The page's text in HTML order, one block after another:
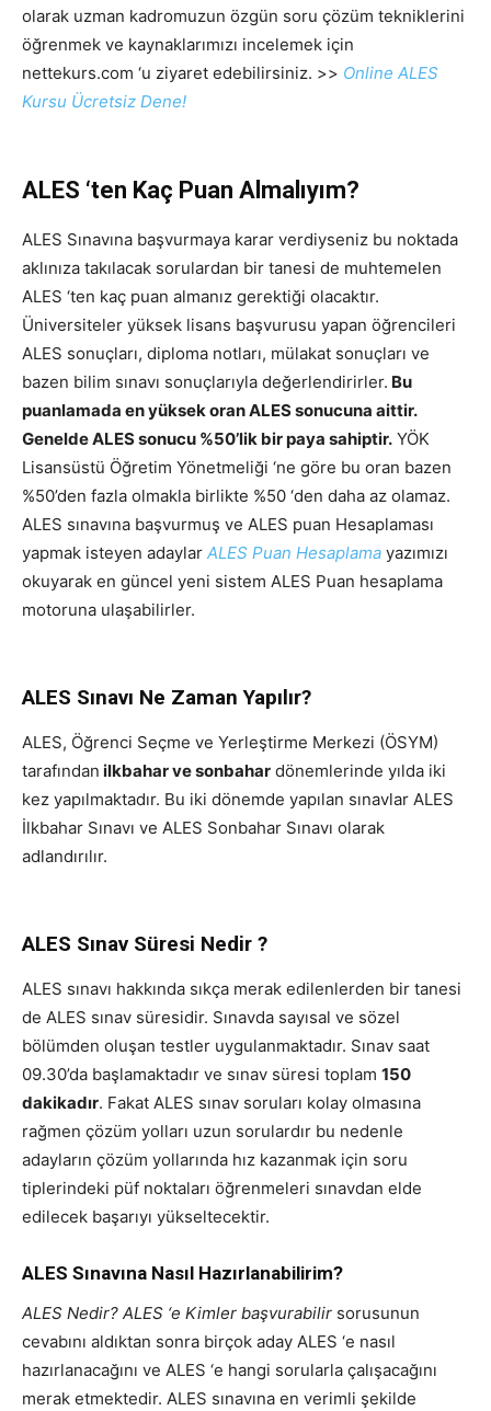
olarak uzman kadromuzun özgün soru çözüm tekniklerini
öğrenmek ve kaynaklarımızı incelemek için
nettekurs.com ‘u ziyaret edebilirsiniz. >> Online ALES
Kursu Ücretsiz Dene!
ALES ‘ten Kaç Puan Almalıyım?
ALES Sınavına başvurmaya karar verdiyseniz bu noktada
aklınıza takılacak sorulardan bir tanesi de muhtemelen
ALES ‘ten kaç puan almanız gerektiği olacaktır.
Üniversiteler yüksek lisans başvurusu yapan öğrencileri
ALES sonuçları, diploma notları, mülakat sonuçları ve
bazen bilim sınavı sonuçlarıyla değerlendirirler. Bu
puanlamada en yüksek oran ALES sonucuna aittir.
Genelde ALES sonucu %50’lik bir paya sahiptir. YÖK
Lisansüstü Öğretim Yönetmeliği ‘ne göre bu oran bazen
%50’den fazla olmakla birlikte %50 ‘den daha az olamaz.
ALES sınavına başvurmuş ve ALES puan Hesaplaması
yapmak isteyen adaylar ALES Puan Hesaplama yazımızı
okuyarak en güncel yeni sistem ALES Puan hesaplama
motoruna ulaşabilirler.
ALES Sınavı Ne Zaman Yapılır?
ALES, Öğrenci Seçme ve Yerleştirme Merkezi (ÖSYM)
tarafından ilkbahar ve sonbahar dönemlerinde yılda iki
kez yapılmaktadır. Bu iki dönemde yapılan sınavlar ALES
İlkbahar Sınavı ve ALES Sonbahar Sınavı olarak
adlandırılır.
ALES Sınav Süresi Nedir ?
ALES sınavı hakkında sıkça merak edilenlerden bir tanesi
de ALES sınav süresidir. Sınavda sayısal ve sözel
bölümden oluşan testler uygulanmaktadır. Sınav saat
09.30’da başlamaktadır ve sınav süresi toplam 150
dakikadır. Fakat ALES sınav soruları kolay olmasına
rağmen çözüm yolları uzun sorulardır bu nedenle
adayların çözüm yollarında hız kazanmak için soru
tiplerindeki püf noktaları öğrenmeleri sınavdan elde
edilecek başarıyı yükseltecektir.
ALES Sınavına Nasıl Hazırlanabilirim?
ALES Nedir? ALES ‘e Kimler başvurabilir sorusunun
cevabını aldıktan sonra birçok aday ALES ‘e nasıl
hazırlanacağını ve ALES ‘e hangi sorularla çalışacağını
merak etmektedir. ALES sınavına en verimli şekilde